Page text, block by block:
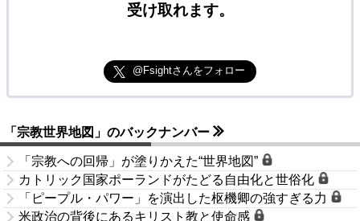
受け取れます。
@Fsightさんをフォロー
「宗教世界地図」のバックナンバー
「宗教への回帰」が塗りかえた“世界地図”
カトリック国家ポーランドがたどる自由化と世俗化
「ピープル・パワー」を演出した枢機卿の強すぎる力
米政治の背後にあるキリスト教と使命感